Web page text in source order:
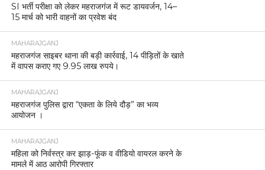
SI भर्ती परीक्षा को लेकर महराजगंज में रूट डायवर्जन, 14–
15 मार्च को भारी वाहनों का प्रवेश बंद
MAHARAJGANJ
महराजगंज साइबर थाना की बड़ी कार्रवाई, 14 पीड़ितों के खाते
में वापस कराए गए 9.95 लाख रुपये।
MAHARAJGANJ
महराजगंज पुलिस द्वारा “एकता के लिये दौड़” का भव्य
आयोजन ।
MAHARAJGANJ
महिला को निर्वस्त्र कर झाड़-फूंक व वीडियो वायरल करने के
मामले में आठ आरोपी गिरफ्तार